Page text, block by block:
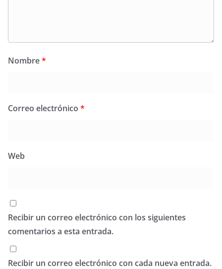
Nombre*
Correo electrónico *
Web
Recibir un correo electrónico con los siguientes
comentarios a esta entrada.
Recibir un correo electrónico con cada nueva entrada.